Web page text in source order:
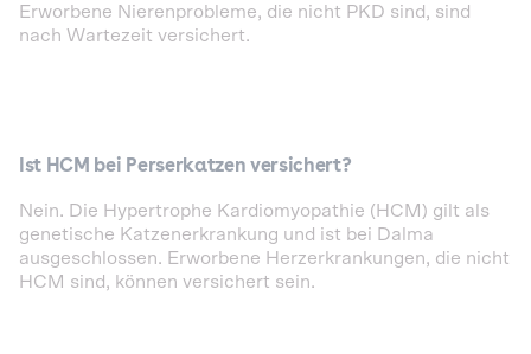
Erworbene Nierenprobleme, die nicht PKD sind, sind
nach Wartezeit versichert.
Ist HCM bei Perserkatzen versichert?
Nein. Die Hypertrophe Kardiomyopathie (HCM) gilt als
genetische Katzenerkrankung und ist bei Dalma
ausgeschlossen. Erworbene Herzerkrankungen, die nicht
HCM sind, können versichert sein.